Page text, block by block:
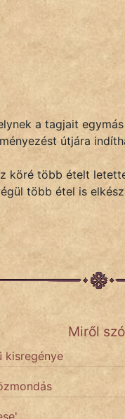
a tagjait
útjára
köré több ételt
több étel is
Miről
kisregénye